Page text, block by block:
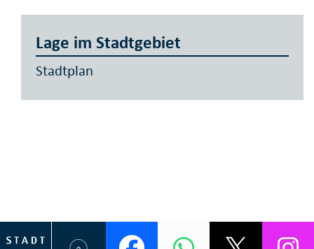
Lage im Stadtgebiet
Stadtplan